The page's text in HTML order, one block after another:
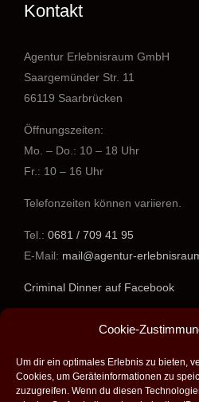
Cookie-
Um dir ein optimales Erlebnis zu bieten,
Cookies, um Geräteinformationen zu
zuzugreifen. Wenn du diesen
Kontakt
Agentur Erlebnisraum GmbH
Saargemünder Str. 11
66119 Saarbrücken
Öffnungszeiten:
Mo. – Do.: 10 – 18 Uhr
Fr.: 10 – 16 Uhr
Telefonzeiten können variieren.
Tel.: 0681 / 709 41 95
E-Mail: mail@agentur-
Criminal Dinner auf Facebook